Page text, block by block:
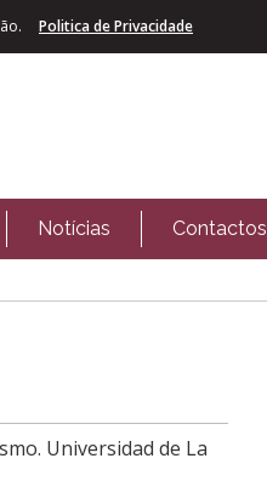
Politica de Privacidade
Notícias Contactos
Universidad de La